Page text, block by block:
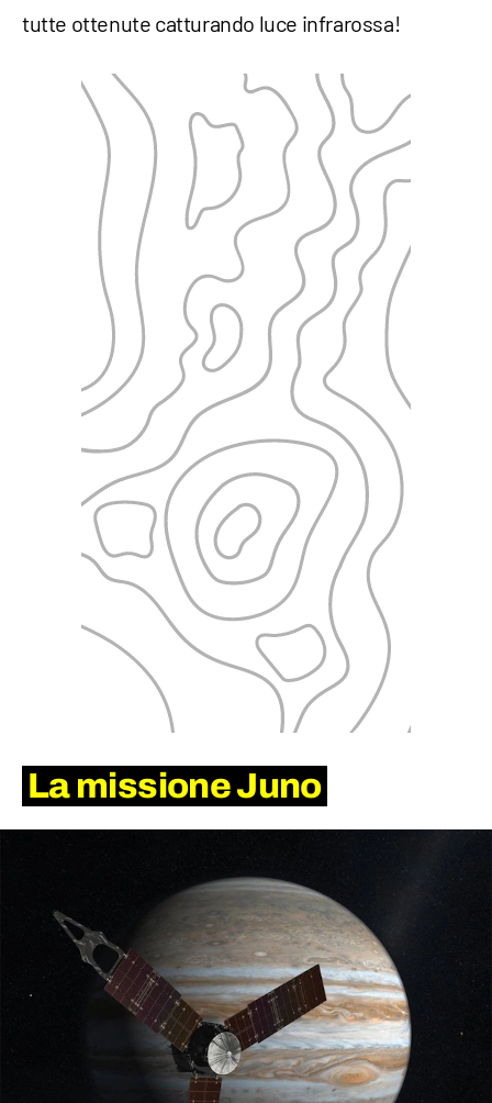
tutte ottenute catturando luce infrarossa!
La missione Juno